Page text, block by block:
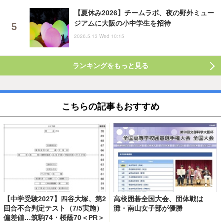
【夏休み2026】チームラボ、夜の野外ミュー
ジアムに大阪の小中学生を招待
2026.5.13 Wed 10:15
ランキングをもっと見る
こちらの記事もおすすめ
【中学受験2027】四谷大塚、第2
回合不合判定テスト（7/5実施）
偏差値…筑駒74・桜蔭70＜PR＞
高校囲碁全国大会、団体戦は
灘・南山女子部が優勝